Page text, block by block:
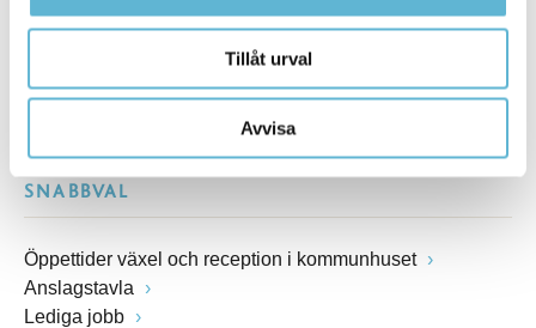
Tillåt urval
Avvisa
Fax: 0456-82 22 00
SNABBVAL
Öppettider växel och reception i kommunhuset
Anslagstavla
Lediga jobb